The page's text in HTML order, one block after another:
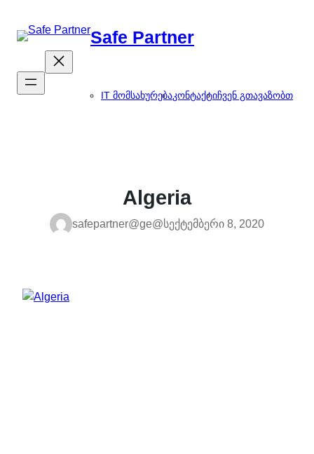
გადასვლა
Safe Partner
IT მომსახურებაკონტაქტიჩვენ გთავაზობთ
Algeria
safepartner@ge@სექტემბერი 8, 2020